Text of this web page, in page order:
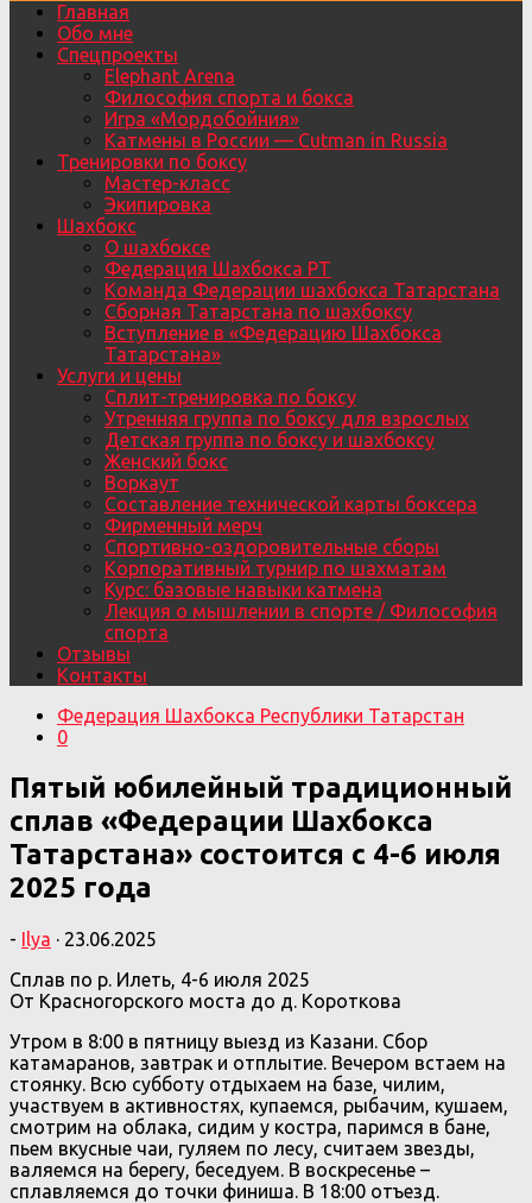
Главная
Обо мне
Спецпроекты
Elephant Arena
Философия спорта и бокса
Игра «Мордобойния»
Катмены в России — Cutman in Russia
Тренировки по боксу
Мастер-класс
Экипировка
Шахбокс
О шахбоксе
Федерация Шахбокса РТ
Команда Федерации шахбокса Татарстана
Сборная Татарстана по шахбоксу
Вступление в «Федерацию Шахбокса
Татарстана»
Услуги и цены
Сплит-тренировка по боксу
Утренняя группа по боксу для взрослых
Детская группа по боксу и шахбоксу
Женский бокс
Воркаут
Составление технической карты боксера
Фирменный мерч
Спортивно-оздоровительные сборы
Корпоративный турнир по шахматам
Курс: базовые навыки катмена
Лекция о мышлении в спорте / Философия
спорта
Отзывы
Контакты
Федерация Шахбокса Республики Татарстан
0
Пятый юбилейный традиционный
сплав «Федерации Шахбокса
Татарстана» состоится с 4-6 июля
2025 года
- Ilya · 23.06.2025
Сплав по р. Илеть, 4-6 июля 2025
От Красногорского моста до д. Короткова
Утром в 8:00 в пятницу выезд из Казани. Сбор
катамаранов, завтрак и отплытие. Вечером встаем на
стоянку. Всю субботу отдыхаем на базе, чилим,
участвуем в активностях, купаемся, рыбачим, кушаем,
смотрим на облака, сидим у костра, паримся в бане,
пьем вкусные чаи, гуляем по лесу, считаем звезды,
валяемся на берегу, беседуем. В воскресенье –
сплавляемся до точки финиша. В 18:00 отъезд.